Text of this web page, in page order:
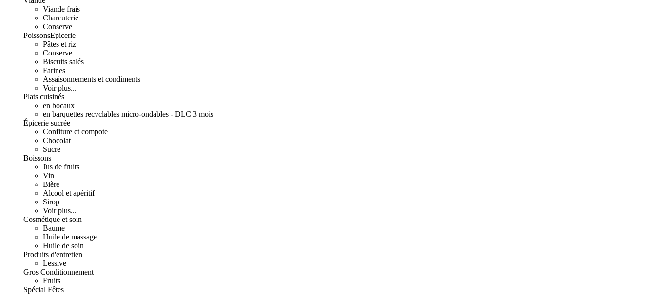
Viande frais
Charcuterie
Conserve
PoissonsEpicerie
Pâtes et riz
Conserve
Biscuits salés
Farines
Assaisonnements et condiments
Voir plus...
Plats cuisinés
en bocaux
en barquettes recyclables micro-ondables - DLC 3 mois
Épicerie sucrée
Confiture et compote
Chocolat
Sucre
Boissons
Jus de fruits
Vin
Bière
Alcool et apéritif
Sirop
Voir plus...
Cosmétique et soin
Baume
Huile de massage
Huile de soin
Produits d'entretien
Lessive
Gros Conditionnement
Fruits
Spécial Fêtes